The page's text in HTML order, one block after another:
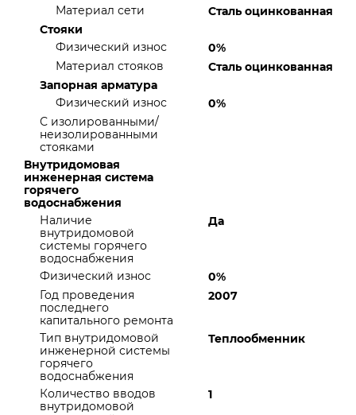
Материал сети
Сталь оцинкованная
Стояки
Физический износ
0%
Материал стояков
Сталь оцинкованная
Запорная арматура
Физический износ
0%
С изолированными/
неизолированными
стояками
Внутридомовая
инженерная система
горячего
водоснабжения
Наличие
внутридомовой
системы горячего
водоснабжения
Да
Физический износ
0%
Год проведения
последнего
капитального ремонта
2007
Тип внутридомовой
инженерной системы
горячего
водоснабжения
Теплообменник
Количество вводов
внутридомовой
1